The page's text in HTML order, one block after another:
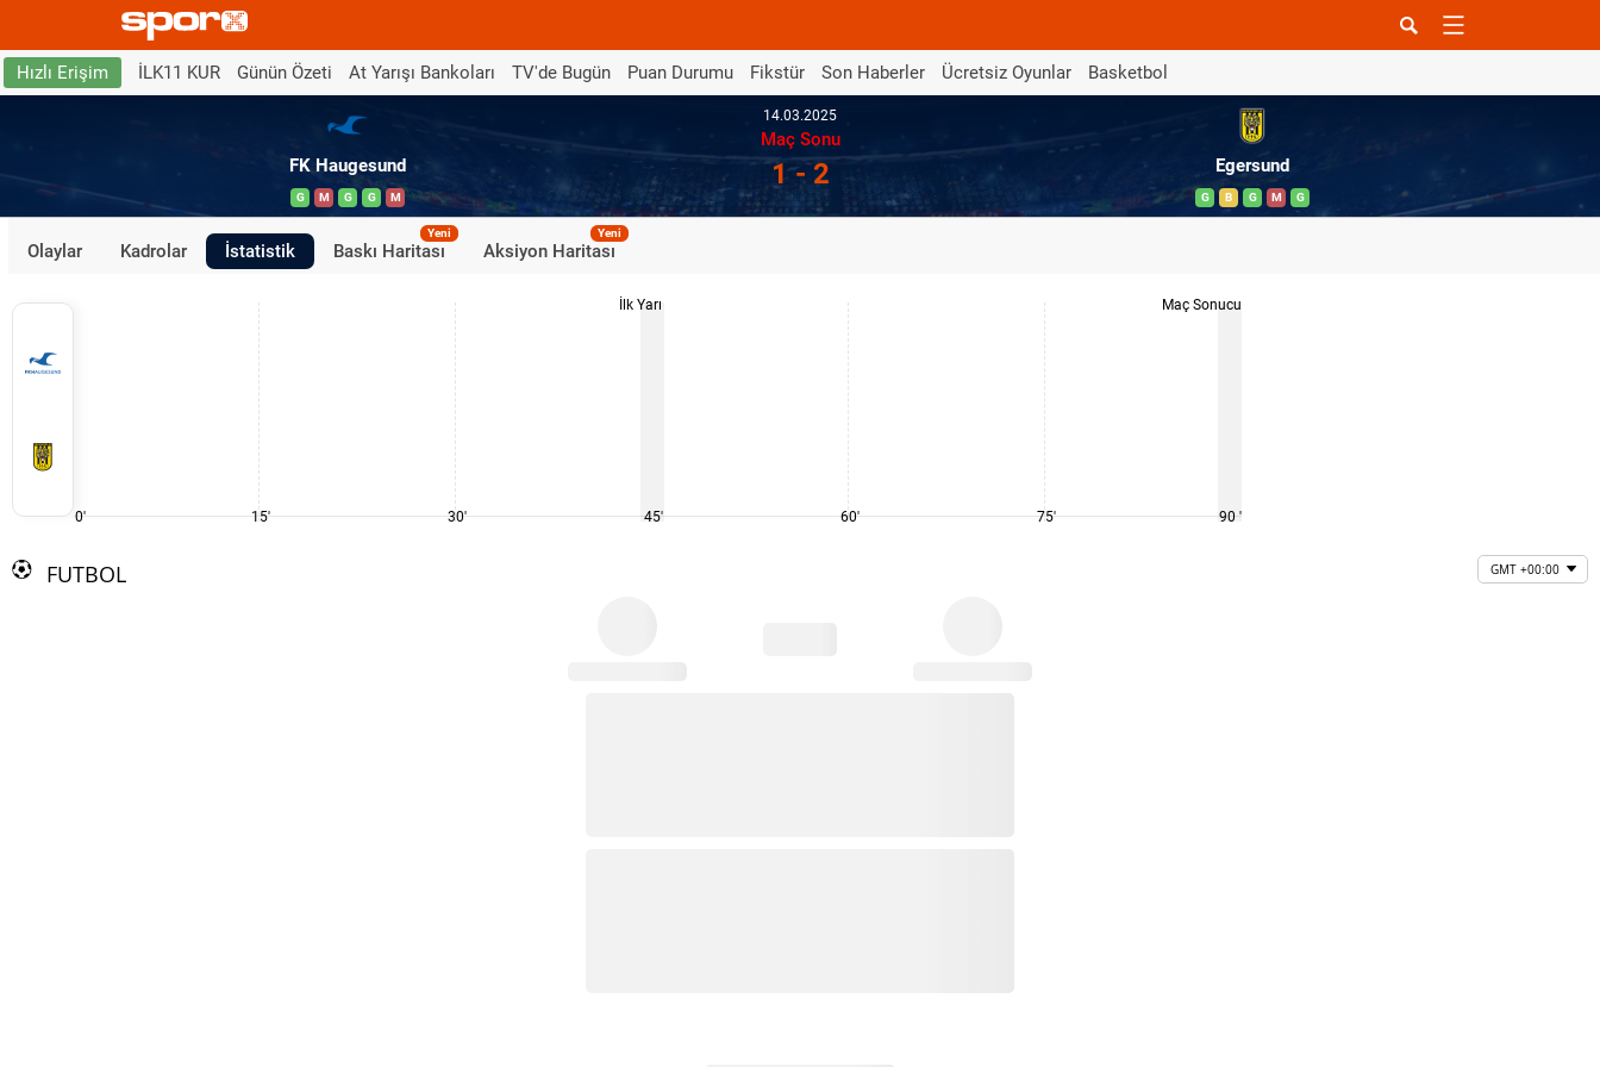
Hızlı Erişim İLK11 KUR Günün Özeti At Yarışı Bankoları TV'de Bugün Puan Durumu Fikstür Son Haberler Ücretsiz Oyunlar Basketbol
FK Haugesund
G M G G M
14.03.2025
Maç Sonu
1 - 2 Egersund
G B G M G
Olaylar Kadrolar İstatistik Baskı Haritası
Yeni
Aksiyon Haritası
Yeni
0' 15' 30'
İlk Yarı
45' 60' 75'
Maç Sonucu
90 '
FUTBOL GMT +00:00